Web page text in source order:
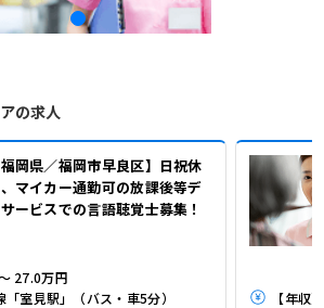
の求人
福岡県／福岡市早良区】日祝休
マイカー通勤可の放課後等デ
ービスでの言語聴覚士募集！
27.0万円
室見駅」（バス・車5分）
【年収